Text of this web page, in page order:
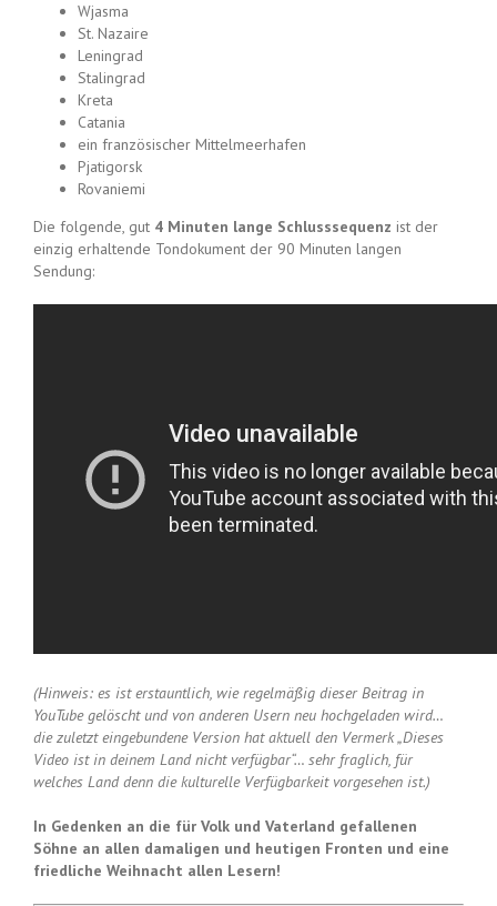
Wjasma
St. Nazaire
Leningrad
Stalingrad
Kreta
Catania
ein französischer Mittelmeerhafen
Pjatigorsk
Rovaniemi
Die folgende, gut 4 Minuten lange Schlusssequenz ist der
einzig erhaltende Tondokument der 90 Minuten langen
Sendung:
(Hinweis: es ist erstauntlich, wie regelmäßig dieser Beitrag in
YouTube gelöscht und von anderen Usern neu hochgeladen wird…
die zuletzt eingebundene Version hat aktuell den Vermerk „Dieses
Video ist in deinem Land nicht verfügbar“… sehr fraglich, für
welches Land denn die kulturelle Verfügbarkeit vorgesehen ist.)
In Gedenken an die für Volk und Vaterland gefallenen
Söhne an allen damaligen und heutigen Fronten und eine
friedliche Weihnacht allen Lesern!